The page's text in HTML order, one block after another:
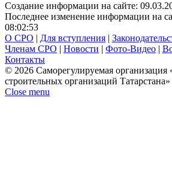
Создание информации на сайте:
Последнее изменение информации на
08:02:53
О СРО | Для вступления |
Членам СРО | Новости | Фото-Видео |
Контакты
© 2026 Саморегулируемая организация
строительных организаций Татарстана»
Close menu